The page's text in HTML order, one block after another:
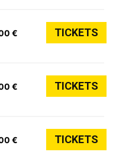
€ TICKETS
€ TICKETS
€ TICKETS